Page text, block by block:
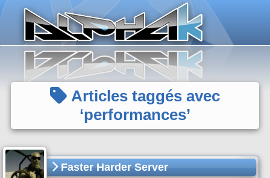
Articles taggés avec
‘performances’
Faster Harder Server